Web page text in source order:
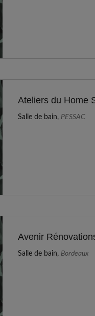
Ateliers du Home
Salle de bain, PESSAC
Avenir
Salle de bain, Bordeaux